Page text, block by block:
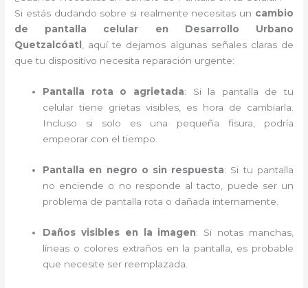
Si estás dudando sobre si realmente necesitas un cambio
de pantalla celular en Desarrollo Urbano
Quetzalcóatl , aquí te dejamos algunas señales claras de
que tu dispositivo necesita reparación urgente:
Pantalla rota o agrietada: Si la pantalla de tu
celular tiene grietas visibles, es hora de cambiarla.
Incluso si solo es una pequeña fisura, podría
empeorar con el tiempo.
Pantalla en negro o sin respuesta: Si tu pantalla
no enciende o no responde al tacto, puede ser un
problema de pantalla rota o dañada internamente.
Daños visibles en la imagen: Si notas manchas,
líneas o colores extraños en la pantalla, es probable
que necesite ser reemplazada.